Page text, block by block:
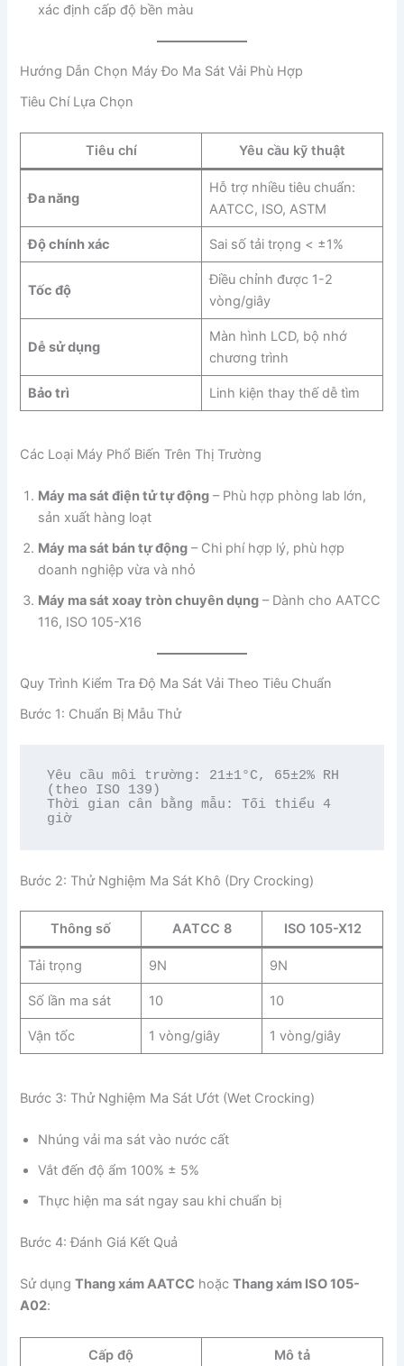
xác định cấp độ bền màu
Hướng Dẫn Chọn Máy Đo Ma Sát Vải Phù Hợp
Tiêu Chí Lựa Chọn
Tiêu chí Yêu cầu kỹ thuật
Đa năng
Hỗ trợ nhiều tiêu chuẩn:
AATCC, ISO, ASTM
Độ chính xác Sai số tải trọng < ±1%
Tốc độ
Điều chỉnh được 1-2
vòng/giây
Dễ sử dụng
Màn hình LCD, bộ nhớ
chương trình
Bảo trì Linh kiện thay thế dễ tìm
Các Loại Máy Phổ Biến Trên Thị Trường
Máy ma sát điện tử tự động – Phù hợp phòng lab lớn,
sản xuất hàng loạt
Máy ma sát bán tự động – Chi phí hợp lý, phù hợp
doanh nghiệp vừa và nhỏ
Máy ma sát xoay tròn chuyên dụng – Dành cho AATCC
116, ISO 105-X16
Quy Trình Kiểm Tra Độ Ma Sát Vải Theo Tiêu Chuẩn
Bước 1: Chuẩn Bị Mẫu Thử
Yêu cầu môi trường: 21±1°C, 65±2% RH
(theo ISO 139)
Thời gian cân bằng mẫu: Tối thiểu 4
giờ
Bước 2: Thử Nghiệm Ma Sát Khô (Dry Crocking)
Thông số AATCC 8 ISO 105-X12
Tải trọng 9N 9N
Số lần ma sát 10 10
Vận tốc 1 vòng/giây 1 vòng/giây
Bước 3: Thử Nghiệm Ma Sát Ướt (Wet Crocking)
Nhúng vải ma sát vào nước cất
Vắt đến độ ẩm 100% ± 5%
Thực hiện ma sát ngay sau khi chuẩn bị
Bước 4: Đánh Giá Kết Quả
Sử dụngThang xám AATCC hoặcThang xám ISO 105-
A02:
Cấp độ Mô tả